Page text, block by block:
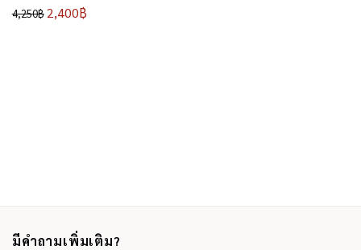
4,250฿ Original
2,400฿Current
มีคำถามเพิ่มเติม?